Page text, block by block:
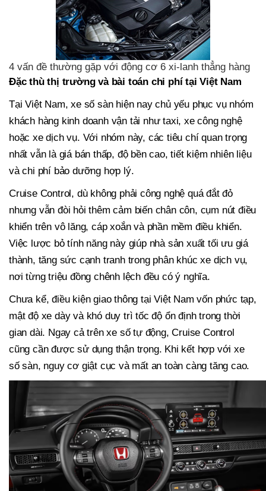
4 vấn đề thường gặp với động cơ 6 xi-lanh thẳng hàng
Đặc thù thị trường và bài toán chi phí tại Việt Nam
Tại Việt Nam, xe số sàn hiện nay chủ yếu phục vụ nhóm
khách hàng kinh doanh vận tải như taxi, xe công nghệ
hoặc xe dịch vụ. Với nhóm này, các tiêu chí quan trọng
nhất vẫn là giá bán thấp, độ bền cao, tiết kiệm nhiên liệu
và chi phí bảo dưỡng hợp lý.
Cruise Control, dù không phải công nghệ quá đắt đỏ
nhưng vẫn đòi hỏi thêm cảm biến chân côn, cụm nút điều
khiển trên vô lăng, cáp xoắn và phần mềm điều khiển.
Việc lược bỏ tính năng này giúp nhà sản xuất tối ưu giá
thành, tăng sức cạnh tranh trong phân khúc xe dịch vụ,
nơi từng triệu đồng chênh lệch đều có ý nghĩa.
Chưa kể, điều kiện giao thông tại Việt Nam vốn phức tạp,
mật độ xe dày và khó duy trì tốc độ ổn định trong thời
gian dài. Ngay cả trên xe số tự động, Cruise Control
cũng cần được sử dụng thận trọng. Khi kết hợp với xe
số sàn, nguy cơ giật cục và mất an toàn càng tăng cao.